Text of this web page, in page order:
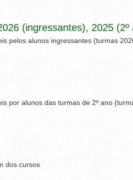
(ingressantes), 2025 (2º
pelos alunos ingressantes (turmas
por alunos das turmas de 2º ano
dos cursos